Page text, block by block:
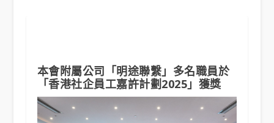
本會附屬公司「明途聯繫」多名職員於
「香港社企員工嘉許計劃2025」獲獎